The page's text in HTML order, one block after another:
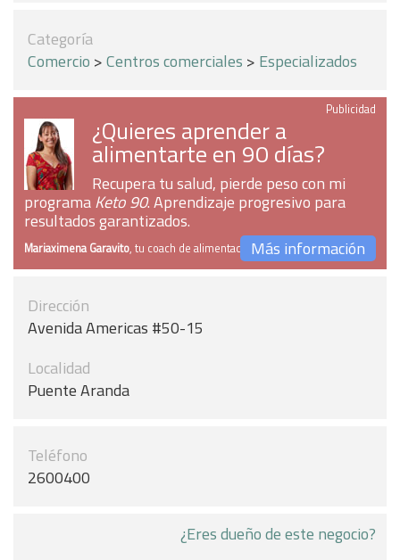
Categoría
Comercio >Centros comerciales > Especializados
Publicidad
¿Quieres aprender a
alimentarte en 90 días?
Recupera tu salud, pierde peso con mi
programaKeto 90. Aprendizaje progresivo para
resultados garantizados.
Mariaximena Garavito, tu coach de alimentaciónMás información
Dirección
Avenida Americas #50-15
Localidad
Puente Aranda
Teléfono
2600400
¿Eres dueño de este negocio?